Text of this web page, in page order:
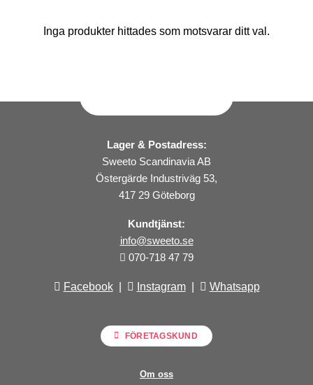
Inga produkter hittades som motsvarar ditt val.
Lager & Postadress:
Sweeto Scandinavia AB
Östergärde Industriväg 53,
417 29 Göteborg
Kundtjänst:
info@sweeto.se
070-718 47 79
Facebook| Instagram| Whatsapp
FÖRETAGSKUND
Om oss